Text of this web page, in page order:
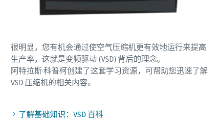
了解如何创建效率更高的气力输送流程。
了解详情
很明显，您有机会通过使空气压缩机更有效地运行来提高
生产率，这就是变频驱动 (VSD) 背后的理念。
阿特拉斯·科普柯创建了这套学习资源，可帮助您迅速了解
VSD 压缩机的相关内容。
了解基础知识：VSD 百科